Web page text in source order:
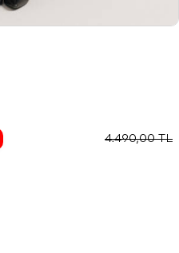
4.490,00TL